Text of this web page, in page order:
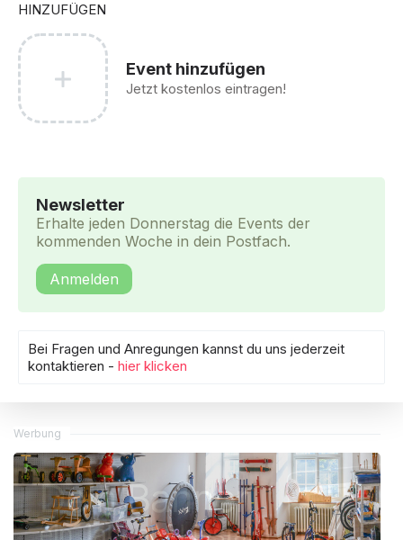
HINZUFÜGEN
Event hinzufügen
Jetzt kostenlos eintragen!
Newsletter
Erhalte jeden Donnerstag die Events der
kommenden Woche in dein Postfach.
Anmelden
Bei Fragen und Anregungen kannst du uns jederzeit
kontaktieren - hier klicken
Werbung